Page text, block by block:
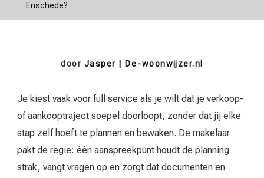
Enschede?
door Jasper | De-woonwijzer.nl
Je kiest vaak voor full service als je wilt dat je verkoop-
of aankooptraject soepel doorloopt, zonder dat jij elke
stap zelf hoeft te plannen en bewaken. De makelaar
pakt de regie: één aanspreekpunt houdt de planning
strak, vangt vragen op en zorgt dat documenten en